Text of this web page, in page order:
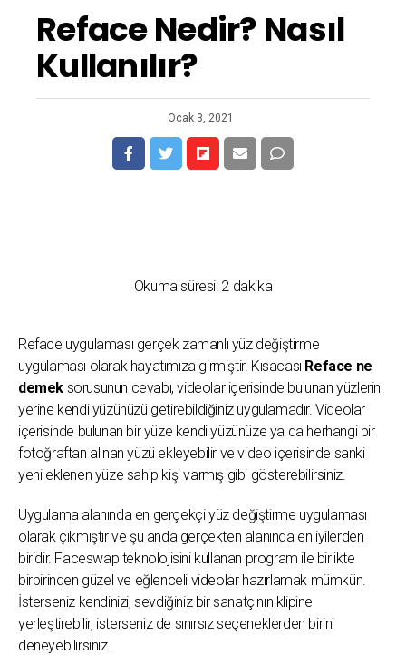
Reface Nedir? Nasıl
Kullanılır?
Ocak 3, 2021
Okuma süresi: 2 dakika
Reface uygulaması gerçek zamanlı yüz değiştirme
uygulaması olarak hayatımıza girmiştir. Kısacası Reface ne
demek sorusunun cevabı, videolar içerisinde bulunan yüzlerin
yerine kendi yüzünüzü getirebildiğiniz uygulamadır. Videolar
içerisinde bulunan bir yüze kendi yüzünüze ya da herhangi bir
fotoğraftan alınan yüzü ekleyebilir ve video içerisinde sanki
yeni eklenen yüze sahip kişi varmış gibi gösterebilirsiniz.
Uygulama alanında en gerçekçi yüz değiştirme uygulaması
olarak çıkmıştır ve şu anda gerçekten alanında en iyilerden
biridir. Faceswap teknolojisini kullanan program ile birlikte
birbirinden güzel ve eğlenceli videolar hazırlamak mümkün.
İsterseniz kendinizi, sevdiğiniz bir sanatçının klipine
yerleştirebilir, isterseniz de sınırsız seçeneklerden birini
deneyebilirsiniz.